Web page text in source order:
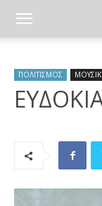
ΠΟΛΙΤΙΣΜΟΣ